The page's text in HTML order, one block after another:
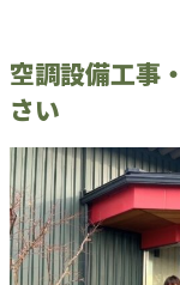
空調設備工事
さい